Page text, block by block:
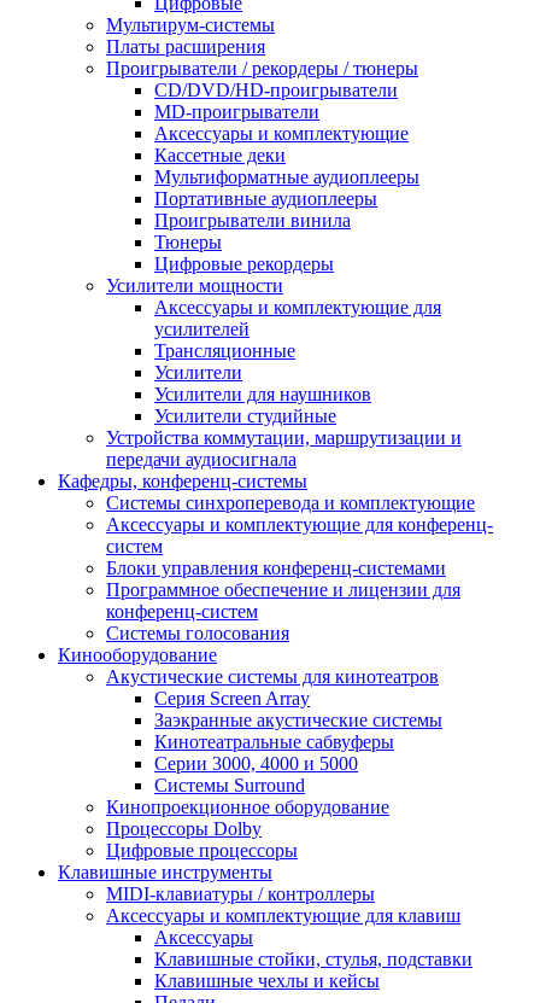
Мультирум-системы
Платы расширения
Проигрыватели / рекордеры / тюнеры
CD/DVD/HD-проигрыватели
MD-проигрыватели
Аксессуары и комплектующие
Кассетные деки
Мультиформатные аудиоплееры
Портативные аудиоплееры
Проигрыватели винила
Тюнеры
Цифровые рекордеры
Усилители мощности
Аксессуары и комплектующие для
усилителей
Трансляционные
Усилители
Усилители для наушников
Усилители студийные
Устройства коммутации, маршрутизации и
передачи аудиосигнала
Кафедры, конференц-системы
Cистемы синхроперевода и комплектующие
Аксессуары и комплектующие для конференц-
систем
Блоки управления конференц-системами
Программное обеспечение и лицензии для
конференц-систем
Системы голосования
Кинооборудование
Акустические системы для кинотеатров
Cерия Screen Array
Заэкранные акустические системы
Кинотеатральные сабвуферы
Серии 3000, 4000 и 5000
Системы Surround
Кинопроекционное оборудование
Процессоры Dolby
Цифровые процессоры
Клавишные инструменты
MIDI-клавиатуры / контроллеры
Аксессуары и комплектующие для клавиш
Аксессуары
Клавишные стойки, стулья, подставки
Клавишные чехлы и кейсы